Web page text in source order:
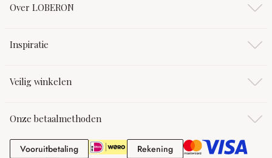
Over LOBERON
Inspiratie
Veilig winkelen
Onze betaalmethoden
VooruitbetalingVooruitbetaling RekeningRekening